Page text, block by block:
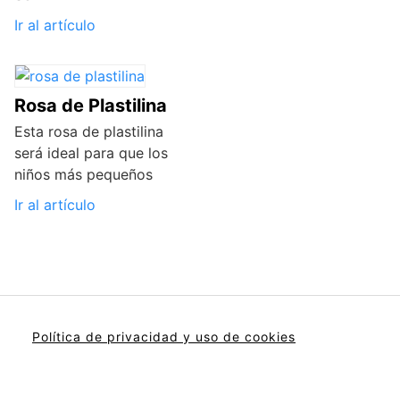
Ir al artículo
Rosa de Plastilina
Esta rosa de plastilina
será ideal para que los
niños más pequeños
Ir al artículo
Política de privacidad y uso de cookies